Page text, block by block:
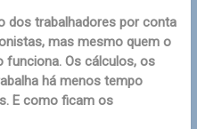
dos trabalhadores por conta
mas mesmo quem o
funciona. Os cálculos, os
há menos tempo
E como ficam os